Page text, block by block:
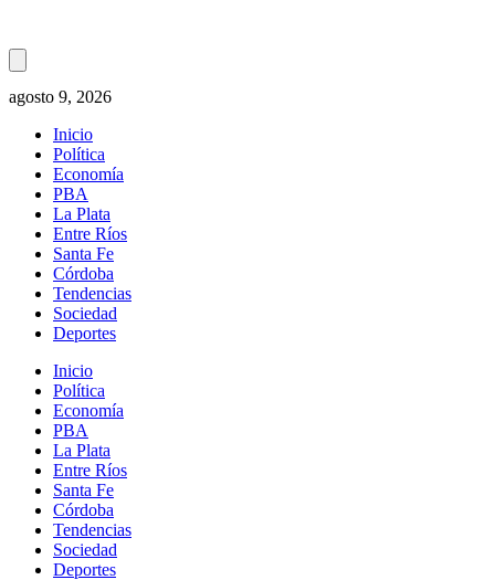
agosto 9, 2026
Inicio
Política
Economía
PBA
La Plata
Entre Ríos
Santa Fe
Córdoba
Tendencias
Sociedad
Deportes
Inicio
Política
Economía
PBA
La Plata
Entre Ríos
Santa Fe
Córdoba
Tendencias
Sociedad
Deportes